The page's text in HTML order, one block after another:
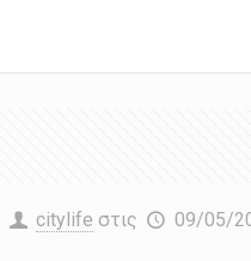
citylife στις 09/05/